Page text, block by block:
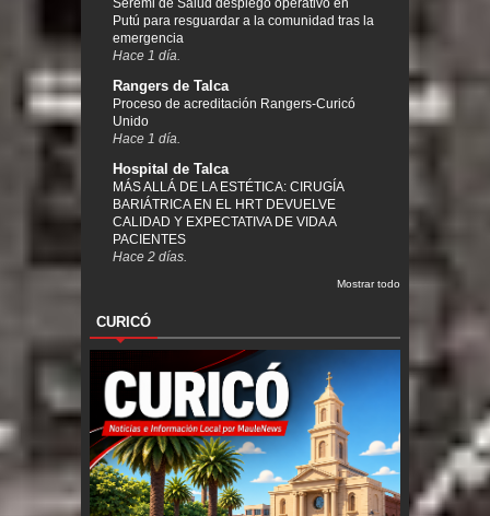
Putú para resguardar a la comunidad tras la
emergencia
Hace 1 día.
Rangers de Talca
Proceso de acreditación Rangers-Curicó
Unido
Hace 1 día.
Hospital de Talca
MÁS ALLÁ DE LA ESTÉTICA: CIRUGÍA
BARIÁTRICA EN EL HRT DEVUELVE
CALIDAD Y EXPECTATIVA DE VIDA A
PACIENTES
Hace 2 días.
Mostrar todo
CURICÓ